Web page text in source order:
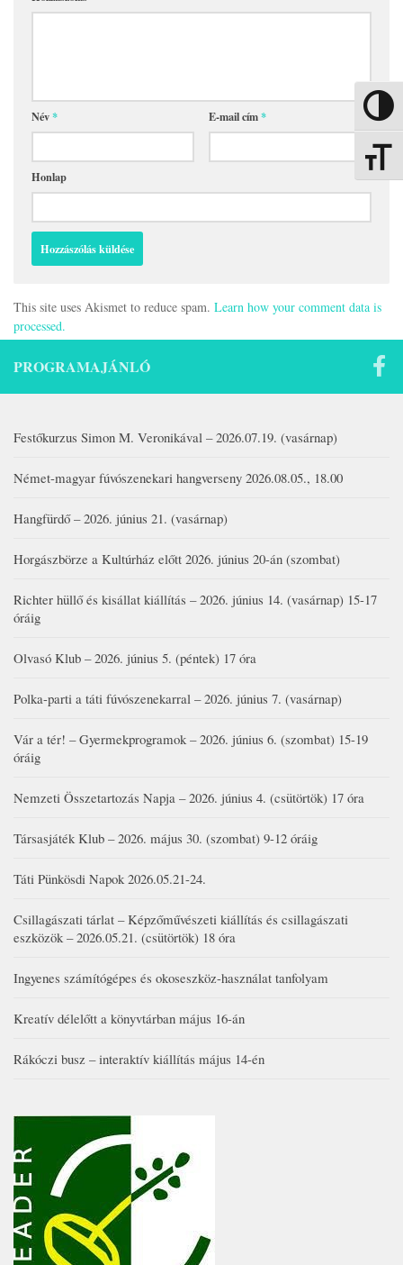
Nagy
Név* E-mail cím*
Honlap
This site uses Akismet to reduce spam. Learn how your comment data is
processed.
PROGRAMAJÁNLÓ
Festőkurzus Simon M. Veronikával – 2026.07.19. (vasárnap)
Német-magyar fúvószenekari hangverseny 2026.08.05., 18.00
Hangfürdő – 2026. június 21. (vasárnap)
Horgászbörze a Kultúrház előtt 2026. június 20-án (szombat)
Richter hüllő és kisállat kiállítás – 2026. június 14. (vasárnap) 15-17
óráig
Olvasó Klub – 2026. június 5. (péntek) 17 óra
Polka-parti a táti fúvószenekarral – 2026. június 7. (vasárnap)
Vár a tér! – Gyermekprogramok – 2026. június 6. (szombat) 15-19
óráig
Nemzeti Összetartozás Napja – 2026. június 4. (csütörtök) 17 óra
Társasjáték Klub – 2026. május 30. (szombat) 9-12 óráig
Táti Pünkösdi Napok 2026.05.21-24.
Csillagászati tárlat – Képzőművészeti kiállítás és csillagászati
eszközök – 2026.05.21. (csütörtök) 18 óra
Ingyenes számítógépes és okoseszköz-használat tanfolyam
Kreatív délelőtt a könyvtárban május 16-án
Rákóczi busz – interaktív kiállítás május 14-én